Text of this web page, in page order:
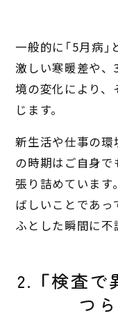
一般的に「5月病
激しい寒暖差や
境の変化により、
じます。
新生活や仕事の環
の時期はご自身
張り詰めています
ばしいことであっ
ふとした瞬間に不
2. 「検査で
つ